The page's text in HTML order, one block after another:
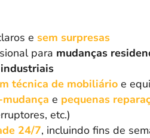
e sem surpresas
para mudanças
técnica de mobiliário e
e pequenas
etc.)
24/7, incluindo fins de